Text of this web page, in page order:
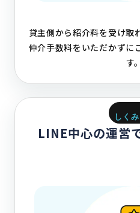
貸主側から紹介料を受け取
仲介手数料をいただかずに
す。
しくみ
LINE中心の運営